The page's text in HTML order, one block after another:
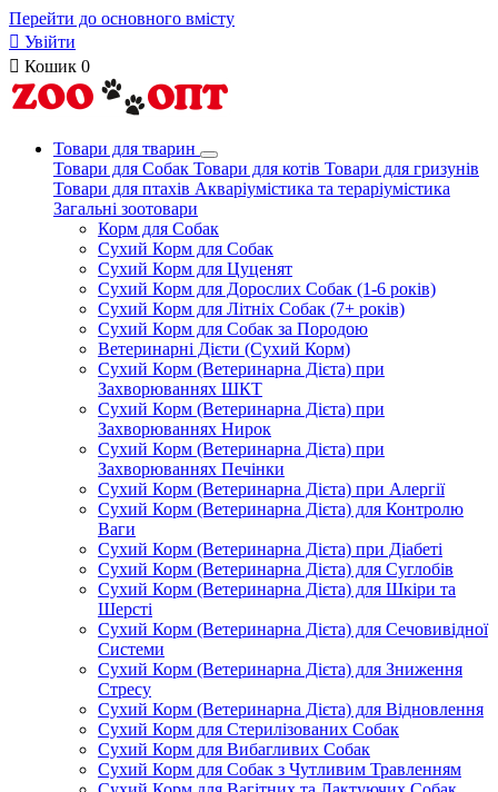
Перейти до основного вмісту
 Увійти
 Кошик 0
Товари для тварин
Товари для Собак Товари для котів Товари для гризунів
Товари для птахів Акваріумістика та тераріумістика
Загальні зоотовари
Корм для Собак
Сухий Корм для Собак
Сухий Корм для Цуценят
Сухий Корм для Дорослих Собак (1-6 років)
Сухий Корм для Літніх Собак (7+ років)
Сухий Корм для Собак за Породою
Ветеринарні Дієти (Сухий Корм)
Сухий Корм (Ветеринарна Дієта) при
Захворюваннях ШКТ
Сухий Корм (Ветеринарна Дієта) при
Захворюваннях Нирок
Сухий Корм (Ветеринарна Дієта) при
Захворюваннях Печінки
Сухий Корм (Ветеринарна Дієта) при Алергії
Сухий Корм (Ветеринарна Дієта) для Контролю
Ваги
Сухий Корм (Ветеринарна Дієта) при Діабеті
Сухий Корм (Ветеринарна Дієта) для Суглобів
Сухий Корм (Ветеринарна Дієта) для Шкіри та
Шерсті
Сухий Корм (Ветеринарна Дієта) для Сечовивідної
Системи
Сухий Корм (Ветеринарна Дієта) для Зниження
Стресу
Сухий Корм (Ветеринарна Дієта) для Відновлення
Сухий Корм для Стерилізованих Собак
Сухий Корм для Вибагливих Собак
Сухий Корм для Собак з Чутливим Травленням